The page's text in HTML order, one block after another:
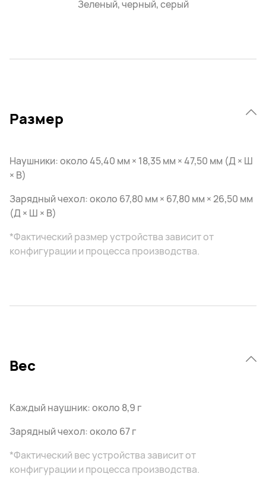
Зеленый, черный, серый
Размер
Наушники: около 45,40 мм × 18,35 мм × 47,50 мм (Д × Ш
× В)
Зарядный чехол: около 67,80 мм × 67,80 мм × 26,50 мм
(Д × Ш × В)
*Фактический размер устройства зависит от
конфигурации и процесса производства.
Вес
Каждый наушник: около 8,9 г
Зарядный чехол: около 67 г
*Фактический вес устройства зависит от
конфигурации и процесса производства.